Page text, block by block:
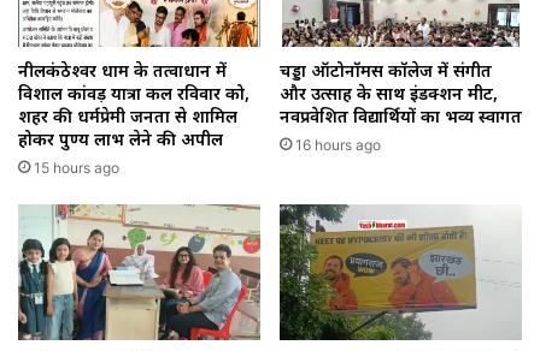
नीलकंठेश्वर धाम के तत्वाधान में
विशाल कांवड़ यात्रा कल रविवार को,
शहर की धर्मप्रेमी जनता से शामिल
होकर पुण्य लाभ लेने की अपील
15 hours ago
चड्डा ऑटोनॉमस कॉलेज में संगीत
और उत्साह के साथ इंडक्शन मीट,
नवप्रवेशित विद्यार्थियों का भव्य स्वागत
16 hours ago